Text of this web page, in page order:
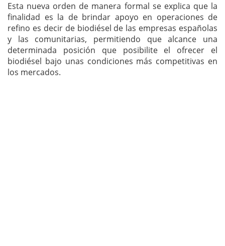
Esta nueva orden de manera formal se explica que la
finalidad es la de brindar apoyo en operaciones de
refino es decir de biodiésel de las empresas españolas
y las comunitarias, permitiendo que alcance una
determinada posición que posibilite el ofrecer el
biodiésel bajo unas condiciones más competitivas en
los mercados.